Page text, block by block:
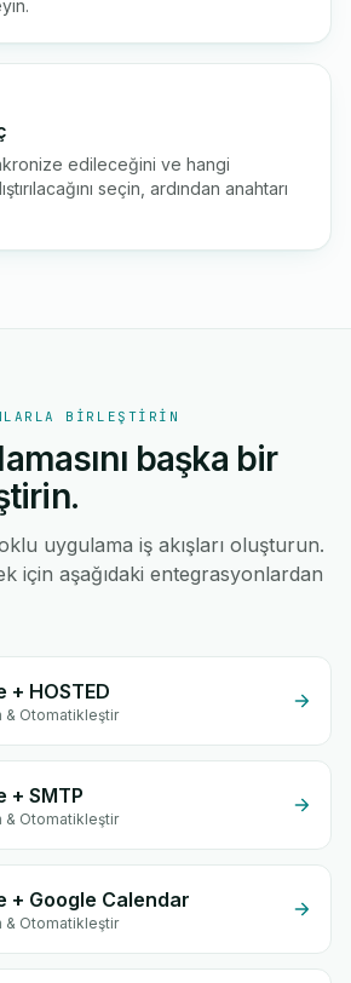
edileceğini ve hangi
seçin, ardından anahtarı
BIRLEŞTIRIN
başka bir
uygulama iş akışları oluşturun.
için aşağıdaki entegrasyonlardan
+ HOSTED
& Otomatikleştir
+ SMTP
& Otomatikleştir
+ Google Calendar
& Otomatikleştir